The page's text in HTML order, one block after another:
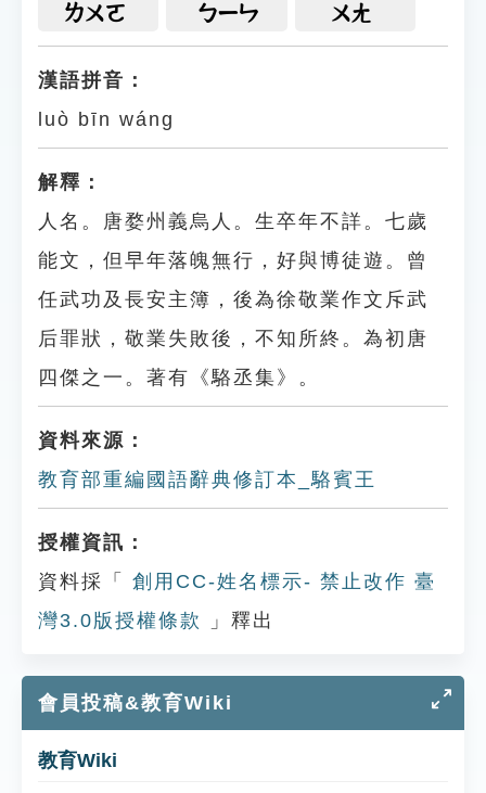
ㄌㄨㄛ ㄅㄧㄣ ㄨㄤ
漢語拼音：
luò bīn wáng
解釋：
人名。唐婺州義烏人。生卒年不詳。七歲
能文，但早年落魄無行，好與博徒遊。曾
任武功及長安主簿，後為徐敬業作文斥武
后罪狀，敬業失敗後，不知所終。為初唐
四傑之一。著有《駱丞集》。
資料來源：
教育部重編國語辭典修訂本_駱賓王
授權資訊：
資料採「
創用CC-姓名標示- 禁止改作 臺
灣3.0版授權條款
」釋出
會員投稿&教育Wiki
教育Wiki